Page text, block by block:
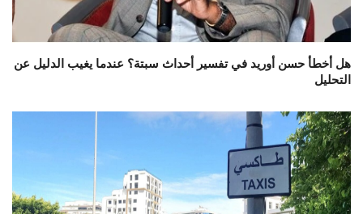
هل أخطأ حسن أوريد في تفسير أحداث سبتة؟ عندما يغيب الدليل عن
التحليل